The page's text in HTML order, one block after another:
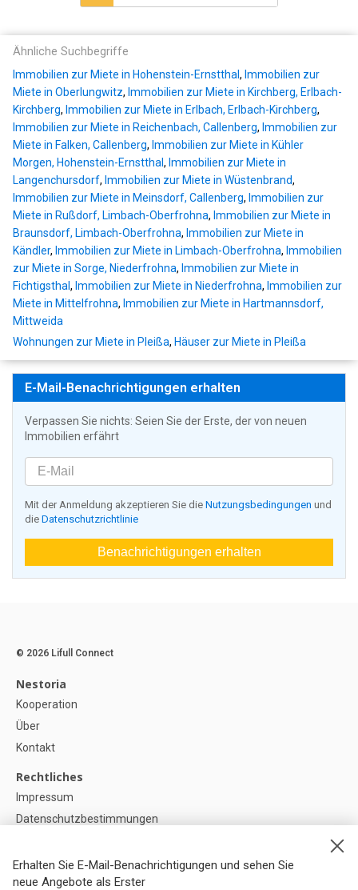
Ähnliche Suchbegriffe
Immobilien zur Miete in Hohenstein-Ernstthal, Immobilien zur
Miete in Oberlungwitz, Immobilien zur Miete in Kirchberg, Erlbach-
Kirchberg, Immobilien zur Miete in Erlbach, Erlbach-Kirchberg,
Immobilien zur Miete in Reichenbach, Callenberg, Immobilien zur
Miete in Falken, Callenberg, Immobilien zur Miete in Kühler
Morgen, Hohenstein-Ernstthal, Immobilien zur Miete in
Langenchursdorf, Immobilien zur Miete in Wüstenbrand,
Immobilien zur Miete in Meinsdorf, Callenberg, Immobilien zur
Miete in Rußdorf, Limbach-Oberfrohna, Immobilien zur Miete in
Braunsdorf, Limbach-Oberfrohna, Immobilien zur Miete in
Kändler, Immobilien zur Miete in Limbach-Oberfrohna, Immobilien
zur Miete in Sorge, Niederfrohna, Immobilien zur Miete in
Fichtigsthal, Immobilien zur Miete in Niederfrohna, Immobilien zur
Miete in Mittelfrohna, Immobilien zur Miete in Hartmannsdorf,
Mittweida
Wohnungen zur Miete in Pleißa, Häuser zur Miete in Pleißa
E-Mail-Benachrichtigungen erhalten
Verpassen Sie nichts: Seien Sie der Erste, der von neuen
Immobilien erfährt
Mit der Anmeldung akzeptieren Sie die Nutzungsbedingungen und
die Datenschutzrichtlinie
Benachrichtigungen erhalten
Erhalten Sie E-Mail-Benachrichtigungen und sehen Sie
neue Angebote als Erster
© 2026 Lifull Connect
Nestoria
Kooperation
Über
Kontakt
Rechtliches
Impressum
Datenschutzbestimmungen
Cookie-Einstellunge